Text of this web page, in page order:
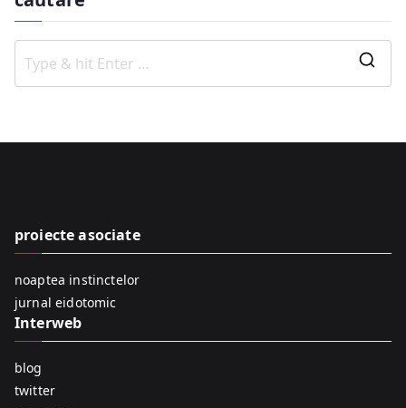
o
proiecte asociate
noaptea instinctelor
jurnal eidotomic
Interweb
blog
twitter